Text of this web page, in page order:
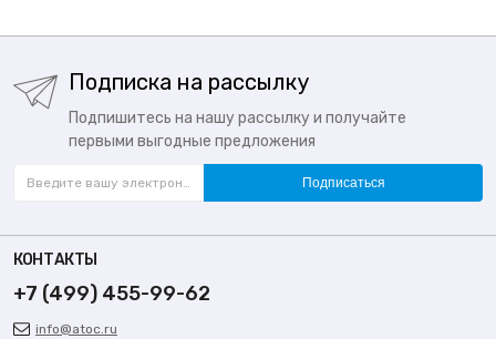
Подписка на рассылку
Подпишитесь на нашу рассылку и получайте
первыми выгодные предложения
Подписаться
КОНТАКТЫ
+7 (499) 455-99-62
info@atoc.ru